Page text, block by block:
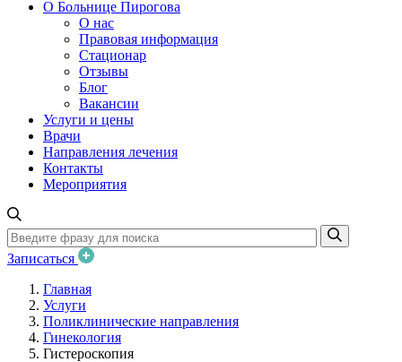
О Больнице Пирогова
О нас
Правовая информация
Стационар
Отзывы
Блог
Вакансии
Услуги и цены
Врачи
Направления лечения
Контакты
Мероприятия
Записаться
Главная
Услуги
Поликлинические направления
Гинекология
Гистероскопия